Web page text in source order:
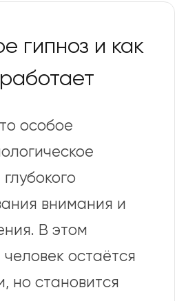
гипноз и как
особое
внимания и
В этом
остаётся
но становится